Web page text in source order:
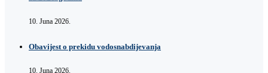
10. Juna 2026.
Obavijest o prekidu vodosnabdijevanja
10. Juna 2026.